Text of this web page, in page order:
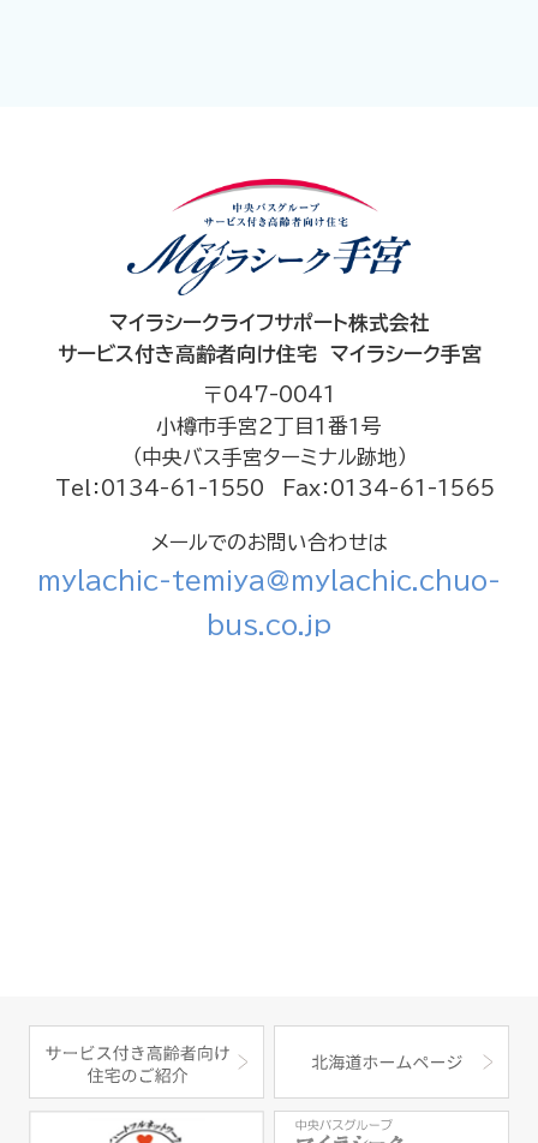
マイラシークライフサポート株式会社
サービス付き高齢者向け住宅 マイラシーク手宮
〒047-0041
小樽市手宮２丁目１番１号
（中央バス手宮ターミナル跡地）
Tel：0134-61-1550
Fax：0134-61-1565
メールでのお問い合わせは
mylachic-temiya@mylachic.chuo-
bus.co.jp